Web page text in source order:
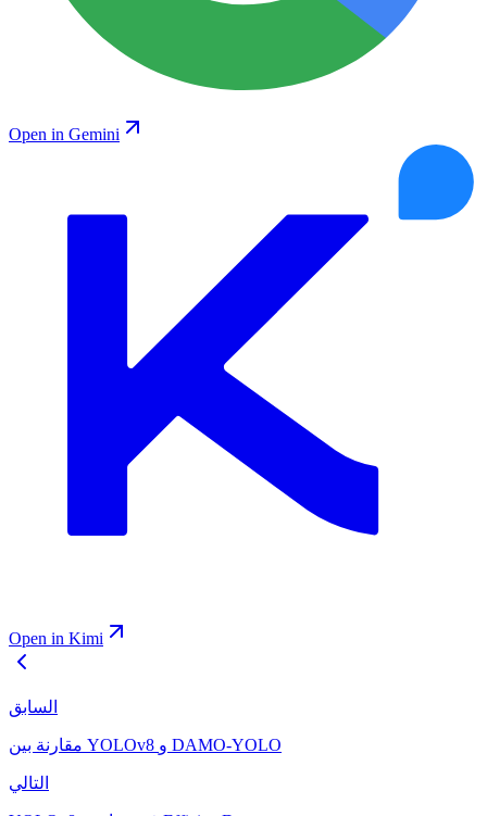
Open in Gemini
Open in Kimi
السابق
مقارنة بين YOLOv8 و DAMO-YOLO
التالي